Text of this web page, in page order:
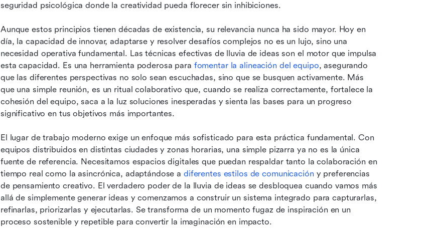
seguridad psicológica donde la creatividad pueda florecer sin inhibiciones.
Aunque estos principios tienen décadas de existencia, su relevancia nunca ha sido mayor. Hoy en
día, la capacidad de innovar, adaptarse y resolver desafíos complejos no es un lujo, sino una
necesidad operativa fundamental. Las técnicas efectivas de lluvia de ideas son el motor que impulsa
esta capacidad. Es una herramienta poderosa para fomentar la alineación del equipo, asegurando
que las diferentes perspectivas no solo sean escuchadas, sino que se busquen activamente. Más
que una simple reunión, es un ritual colaborativo que, cuando se realiza correctamente, fortalece la
cohesión del equipo, saca a la luz soluciones inesperadas y sienta las bases para un progreso
significativo en tus objetivos más importantes.
El lugar de trabajo moderno exige un enfoque más sofisticado para esta práctica fundamental. Con
equipos distribuidos en distintas ciudades y zonas horarias, una simple pizarra ya no es la única
fuente de referencia. Necesitamos espacios digitales que puedan respaldar tanto la colaboración en
tiempo real como la asincrónica, adaptándose a diferentes estilos de comunicación y preferencias
de pensamiento creativo. El verdadero poder de la lluvia de ideas se desbloquea cuando vamos más
allá de simplemente generar ideas y comenzamos a construir un sistema integrado para capturarlas,
refinarlas, priorizarlas y ejecutarlas. Se transforma de un momento fugaz de inspiración en un
proceso sostenible y repetible para convertir la imaginación en impacto.